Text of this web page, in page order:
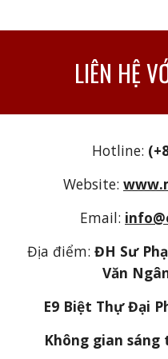
LIÊN HỆ
Hotline:
Website:
Email:
Địa điểm: ĐH Sư
Văn
E9 Biệt Thự Đại
Không gian